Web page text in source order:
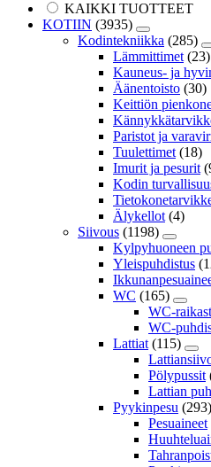
KAIKKI TUOTTEET
KOTIIN (3935)
Kodintekniikka (285)
Lämmittimet (23)
Kauneus- ja
Äänentoisto (30)
Keittiön
Paristot ja
Tuulettimet (18)
Imurit ja pesurit
Kodin
Älykellot (4)
Siivous (1198)
Kylpyhuoneen
Yleispuhdistus
WC (165)
WC-
WC-
Lattiat (115)
Pölypussit
Lattian
Pyykinpesu (293)
Pesuaineet